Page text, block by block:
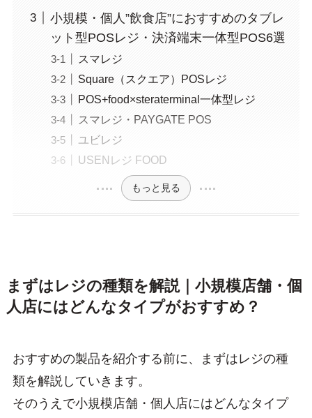
小規模・個人”飲食店”におすすめのタブレ
ット型POSレジ・決済端末一体型POS6選
スマレジ
Square（スクエア）POSレジ
POS+food×steraterminal一体型レジ
スマレジ・PAYGATE POS
ユビレジ
USENレジ FOOD
もっと見る
まずはレジの種類を解説｜小規模店舗・個
人店にはどんなタイプがおすすめ？
おすすめの製品を紹介する前に、まずはレジの種
類を解説していきます。
そのうえで小規模店舗・個人店にはどんなタイプ